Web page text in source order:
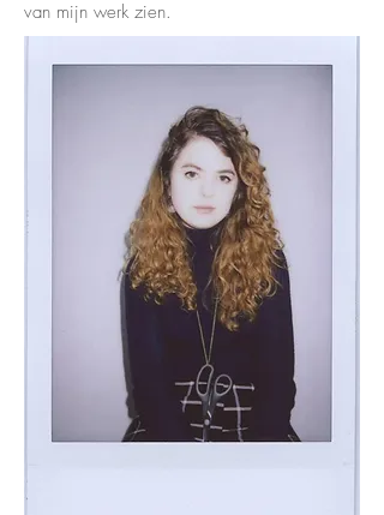
van mijn werk zien.